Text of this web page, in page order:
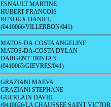
ESNAULT MARTINE
HUBERT FRANCOIS
RENOUX DANIEL
(0410066/VILLERBON/041)
MATOS-DA-COSTA ANGELINE
MATOS-DA-COSTA DYLAN
DARGENT TRISTAN
(0410063/GIEVRES/041)
GRAZIANI MAEVA
GRAZIANI STEPHANE
GUERLAIN DAVID
(0410026/LA CHAUSSEE SAINT